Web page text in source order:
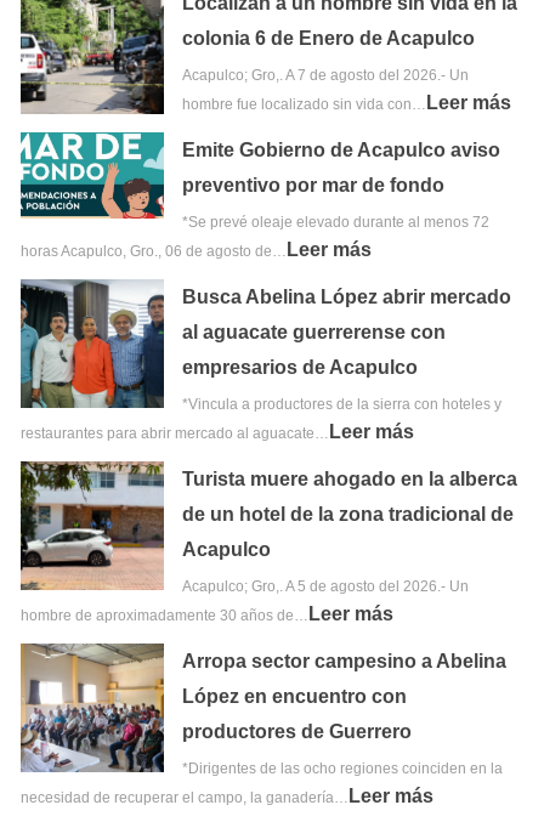
colonia 6 de Enero de Acapulco
Acapulco; Gro,. A 7 de agosto del 2026.- Un
hombre fue localizado sin vida con… Leer más
Emite Gobierno de Acapulco aviso
preventivo por mar de fondo
*Se prevé oleaje elevado durante al menos 72
horas Acapulco, Gro., 06 de agosto de… Leer más
Busca Abelina López abrir mercado
al aguacate guerrerense con
empresarios de Acapulco
*Vincula a productores de la sierra con hoteles y
restaurantes para abrir mercado al aguacate… Leer más
Turista muere ahogado en la alberca
de un hotel de la zona tradicional de
Acapulco
Acapulco; Gro,. A 5 de agosto del 2026.- Un
hombre de aproximadamente 30 años de… Leer más
Arropa sector campesino a Abelina
López en encuentro con
productores de Guerrero
*Dirigentes de las ocho regiones coinciden en la
necesidad de recuperar el campo, la ganadería… Leer más